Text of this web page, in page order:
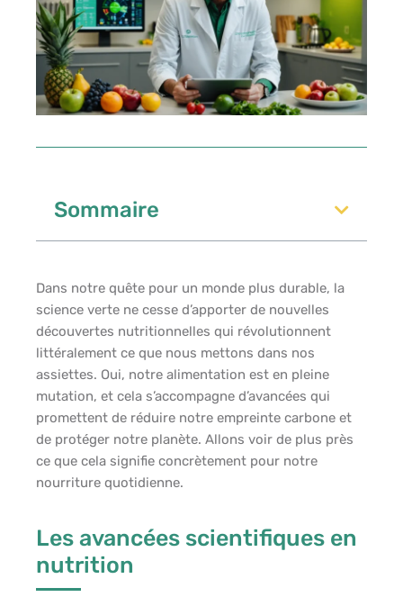
Sommaire
Dans notre quête pour un monde plus durable, la
science verte ne cesse d’apporter de nouvelles
découvertes nutritionnelles qui révolutionnent
littéralement ce que nous mettons dans nos
assiettes. Oui, notre alimentation est en pleine
mutation, et cela s’accompagne d’avancées qui
promettent de réduire notre empreinte carbone et
de protéger notre planète. Allons voir de plus près
ce que cela signifie concrètement pour notre
nourriture quotidienne.
Les avancées scientifiques en
nutrition